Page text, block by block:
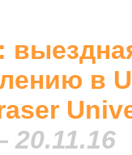
в
20.11.16